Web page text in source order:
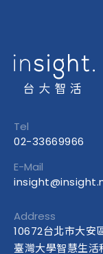
Tel
02-33669966
E-Mail
Address
10672台北市大安
臺灣大學智慧生